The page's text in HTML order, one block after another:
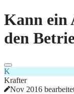
Kann ein
den
K
Krafter
Nov 2016